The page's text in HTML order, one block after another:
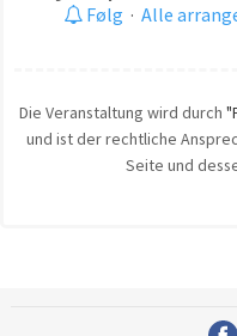
Følg · Alle
Die Veranstaltung wird durch
und ist der rechtliche
Seite und